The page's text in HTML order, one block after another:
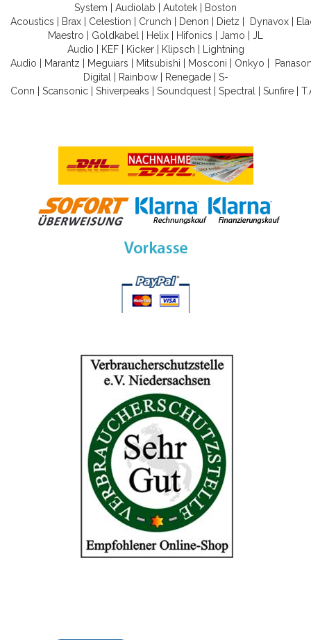
System
Audiolab Autotek
Boston
Acoustics
Brax Celestion Crunch Denon Dietz Dynavox
Maestro
Goldkabel Helix Hifonics Jamo
JL
Audio
KEF| Kicker| Klipsch
Lightning
Audio
Marantz Meguiars Mitsubishi Mosconi Onkyo
Digital
Rainbow| Renegade| S-
Conn
Scansonic Shiverpeaks Soundquest Spectral Sunfire